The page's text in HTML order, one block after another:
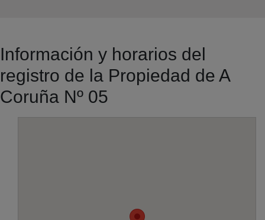
Información y horarios del
registro de la Propiedad de A
Coruña Nº 05